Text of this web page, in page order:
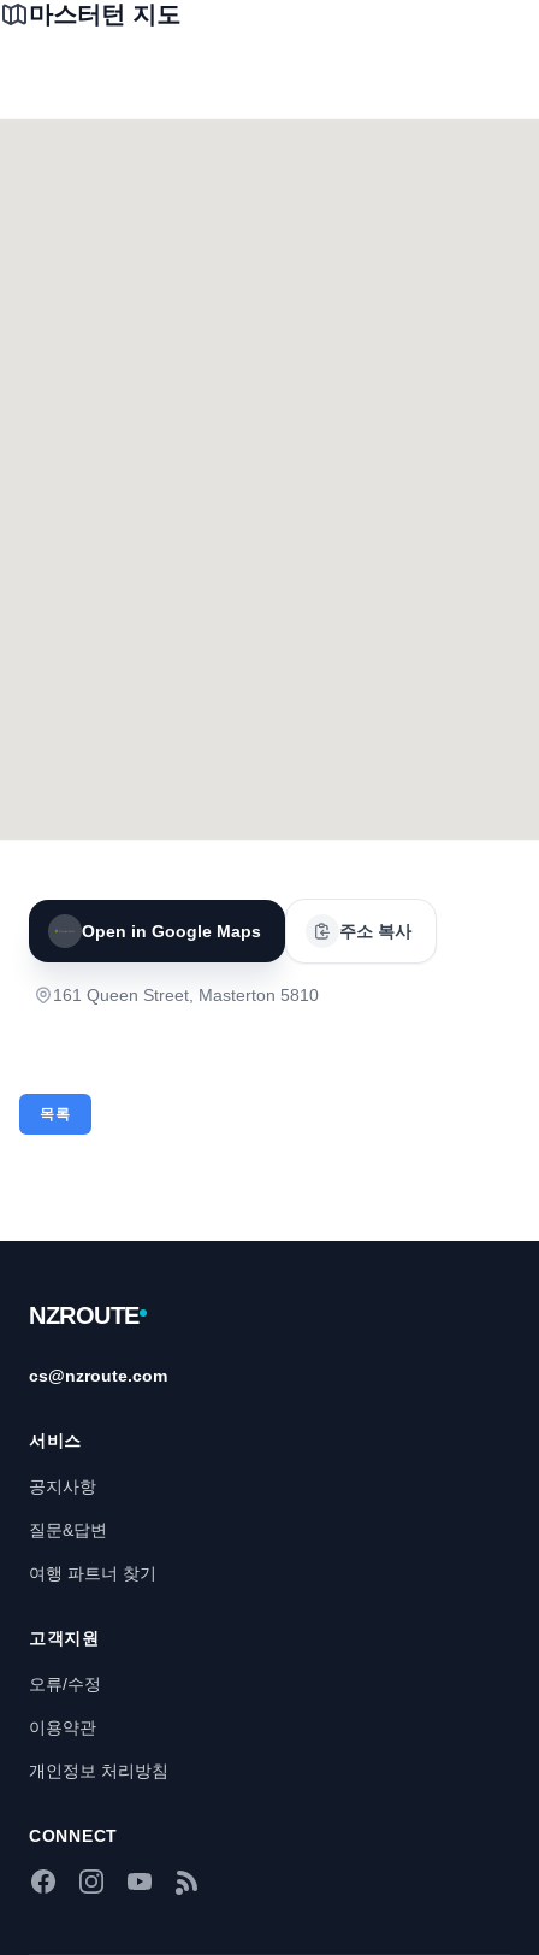
마스터턴 지도
Open in Google Maps 주소 복사
161 Queen Street, Masterton 5810
목록
NZROUTE
cs@nzroute.com
서비스
공지사항
질문&답변
여행 파트너 찾기
고객지원
오류/수정
이용약관
개인정보 처리방침
CONNECT
FacebookInstagramYouTubeRSS Feed